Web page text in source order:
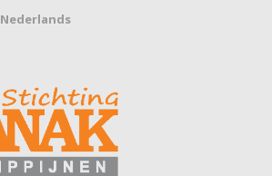
Nederlands